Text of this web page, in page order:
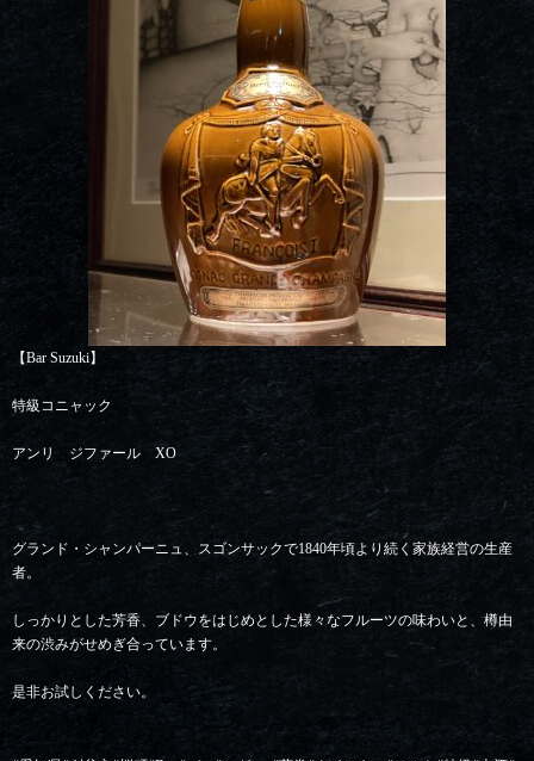
【Bar Suzuki】
特級コニャック
アンリ ジファール XO
グランド・シャンパーニュ、スゴンサックで1840年頃より続く家族経営の生産
者。
しっかりとした芳香、ブドウをはじめとした様々なフルーツの味わいと、樽由
来の渋みがせめぎ合っています。
是非お試しください。